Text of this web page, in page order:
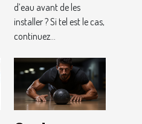
d’eau avant de les
installer ? Si tel est le cas,
continuez...